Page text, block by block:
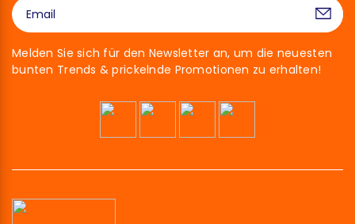
Melden Sie sich für den Newsletter an, um die neuesten
bunten Trends & prickelnde Promotionen zu erhalten!